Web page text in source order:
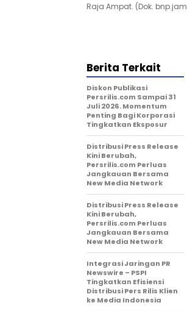
Raja Ampat. (Dok.
Berita Terkait
Diskon Publikasi
Persrilis.com Sampai 31
Juli 2026. Momentum
Penting Bagi Korporasi
Tingkatkan Eksposur
Distribusi Press Release
Kini Berubah,
Persrilis.com Perluas
Jangkauan Bersama
New Media Network
Distribusi Press Release
Kini Berubah,
Persrilis.com Perluas
Jangkauan Bersama
New Media Network
Integrasi Jaringan PR
Newswire – PSPI
Tingkatkan Efisiensi
Distribusi Pers Rilis Klien
ke Media Indonesia